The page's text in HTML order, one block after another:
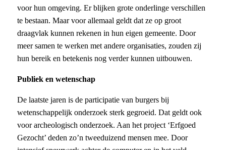
voor hun omgeving. Er blijken grote onderlinge verschillen
te bestaan. Maar voor allemaal geldt dat ze op groot
draagvlak kunnen rekenen in hun eigen gemeente. Door
meer samen te werken met andere organisaties, zouden zij
hun bereik en betekenis nog verder kunnen uitbouwen.
Publiek en wetenschap
De laatste jaren is de participatie van burgers bij
wetenschappelijk onderzoek sterk gegroeid. Dat geldt ook
voor archeologisch onderzoek. Aan het project ‘Erfgoed
Gezocht’ deden zo’n tweeduizend mensen mee. Door